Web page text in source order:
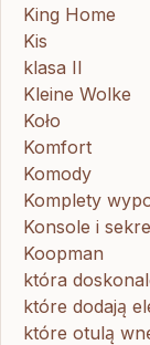
King Home
Kis
klasa II
Kleine Wolke
Koło
Komfort
Komody
Komplety
Konsole i
Koopman
która
które dodają
które otulą